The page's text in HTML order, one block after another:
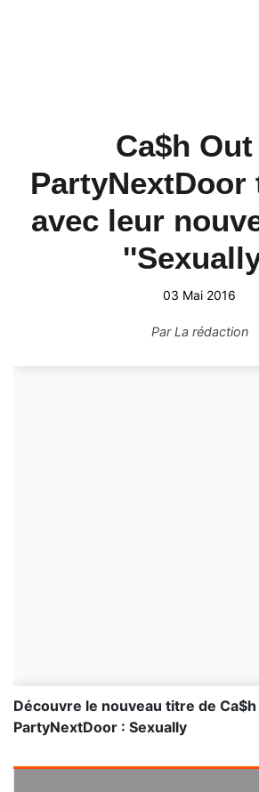
Ca$h
PartyNextDoor
avec leur
03 Mai 2016
ParLa rédaction
Découvre le nouveau titre de
PartyNextDoor : Sexually